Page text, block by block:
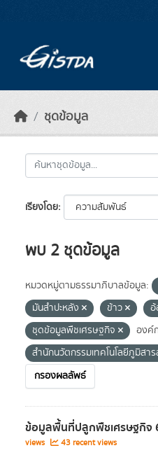
ชุดข้อมูล
เรียงโดย
พบ 2 ชุดข้อมูล
หมวดหมู่ตามธรรมาภิบาลข้อมูล:
มันสำปะหลัง
ข้าว อ้
ชุดข้อมูลพืชเศรษฐกิจ
องค์
สำนักนวัตกรรมเทคโนโลยีภูมิสา
กรองผลลัพธ์
ข้อมูลพื้นที่ปลูกพืชเศรษฐกิจ
views
43 recent views